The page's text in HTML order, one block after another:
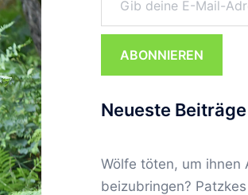
ABONNIEREN
Neueste Beiträge
Wölfe töten, um ihnen
beizubringen? Patzkes